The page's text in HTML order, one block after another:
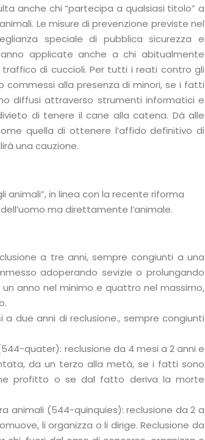
anche chi “partecipa a qualsiasi titolo” a
Le misure di prevenzione previste nel
speciale di pubblica sicurezza e
applicate anche a chi abitualmente
di cuccioli. Per tutti i reati contro gli
alla presenza di minori, se i fatti
diffusi attraverso strumenti informatici e
di tenere il cane alla catena. Dà alle
quella di ottenere l’affido definitivo di
una cauzione.
animali”, in linea con la recente riforma
ma direttamente l’animale.
a tre anni, sempre congiunti a una
adoperando sevizie o prolungando
anno nel minimo e quattro nel massimo,
due anni di reclusione., sempre congiunti
quater): reclusione da 4 mesi a 2 anni e
da un terzo alla metà, se i fatti sono
profitto o se dal fatto deriva la morte
animali (544-quinquies): reclusione da 2 a
li organizza o li dirige. Reclusione da